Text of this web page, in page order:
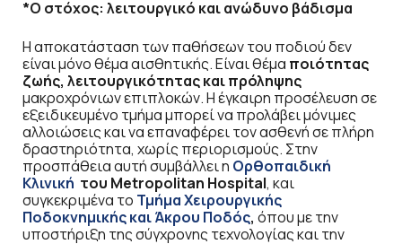
*Ο στόχος: λειτουργικό και ανώδυνο βάδισμα
Η αποκατάσταση των παθήσεων του ποδιού δεν
είναι μόνο θέμα αισθητικής. Είναι θέμα ποιότητας
ζωής, λειτουργικότητας και πρόληψης
μακροχρόνιων επιπλοκών. Η έγκαιρη προσέλευση σε
εξειδικευμένο τμήμα μπορεί να προλάβει μόνιμες
αλλοιώσεις και να επαναφέρει τον ασθενή σε πλήρη
δραστηριότητα, χωρίς περιορισμούς. Στην
προσπάθεια αυτή συμβάλλει η Ορθοπαιδική
Κλινική του Metropolitan Hospital, και
συγκεκριμένα το Τμήμα Χειρουργικής
Ποδοκνημικής και Άκρου Ποδός, όπου με την
υποστήριξη της σύγχρονης τεχνολογίας και την